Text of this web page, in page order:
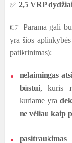
✅ 2,5 VRP dydžiai
👉 Parama gali
yra šios
patikrinimas):
nelaimingas
būstui, kuris
kuriame yra
ne vėliau kaip